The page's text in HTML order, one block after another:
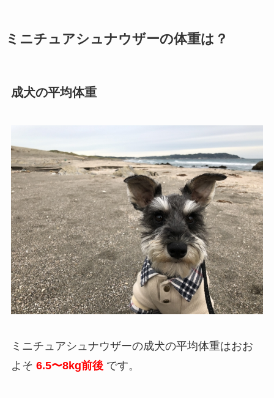
ミニチュアシュナウザーの体重は？
成犬の平均体重
ミニチュアシュナウザーの成犬の平均体重はおお
よそ 6.5〜8kg前後です。